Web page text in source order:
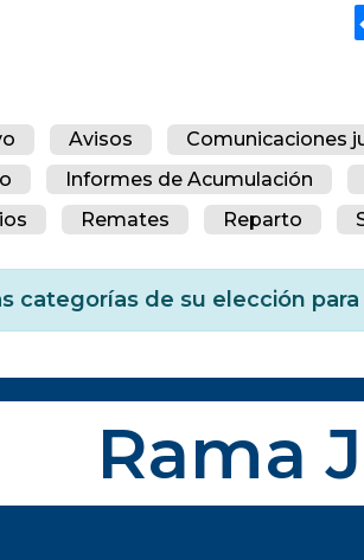
Avisos Comunicaciones
Informes de Acumulación
Remates Reparto
categorías de su elección
Rama